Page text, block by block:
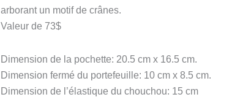
arborant un motif de crânes.
Valeur de 73$
Dimension de la pochette: 20.5 cm x 16.5 cm.
Dimension fermé du portefeuille: 10 cm x 8.5 cm.
Dimension de l’élastique du chouchou: 15 cm